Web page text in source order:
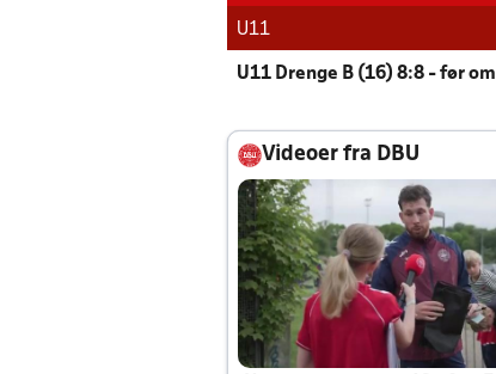
U11
U11 Drenge B (16) 8:8 - før
Videoer fra DBU